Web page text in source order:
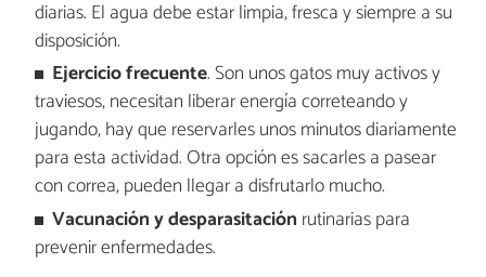
diarias. El agua debe estar limpia, fresca y siempre a su
disposición.
Ejercicio frecuente. Son unos gatos muy activos y
traviesos, necesitan liberar energía correteando y
jugando, hay que reservarles unos minutos diariamente
para esta actividad. Otra opción es sacarles a pasear
con correa, pueden llegar a disfrutarlo mucho.
Vacunación y desparasitación rutinarias para
prevenir enfermedades.